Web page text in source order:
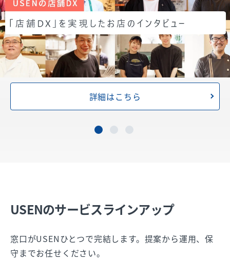
詳細はこちら
USENのサービスラインアップ
窓口がUSENひとつで完結します。提案から運用、保
守までお任せください。